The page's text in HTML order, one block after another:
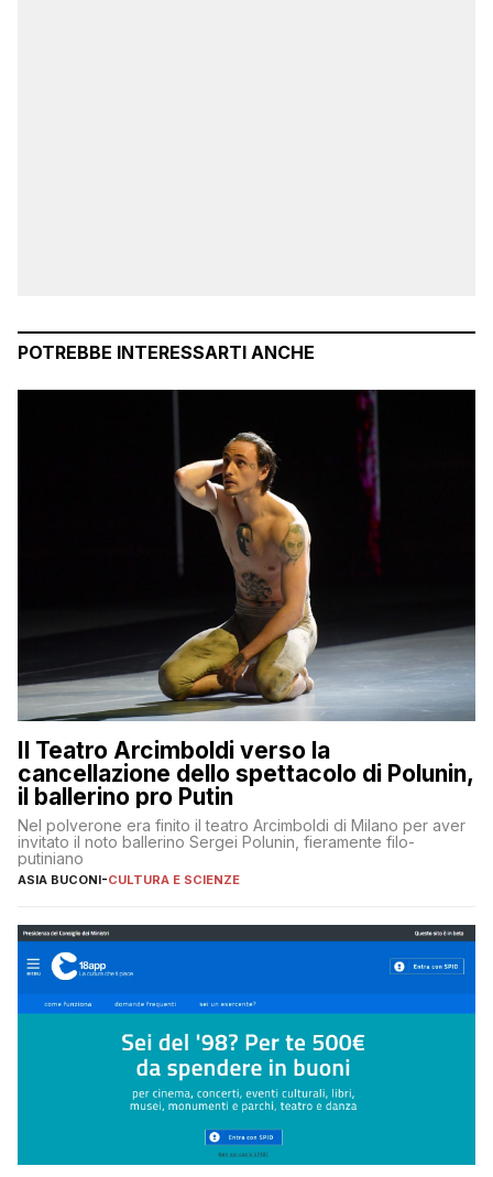
POTREBBE INTERESSARTI ANCHE
Il Teatro Arcimboldi verso la
cancellazione dello spettacolo di Polunin,
il ballerino pro Putin
Nel polverone era finito il teatro Arcimboldi di Milano per aver
invitato il noto ballerino Sergei Polunin, fieramente filo-
putiniano
ASIA BUCONI-CULTURA E SCIENZE